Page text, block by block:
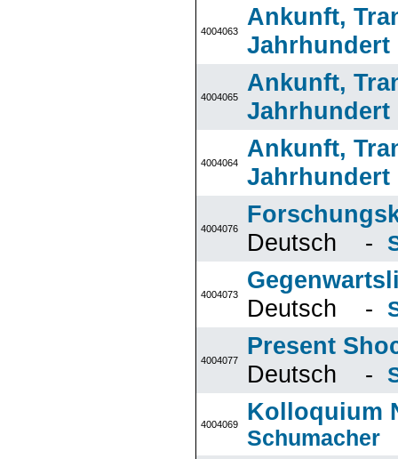
4004063
Ankunft,
Jahrhundert
4004065
Ankunft,
Jahrhundert
4004064
Ankunft,
Jahrhundert
4004076
Deutsch -
4004073
Deutsch -
4004077
Present
Deutsch -
4004069 Kolloquium
Schumacher